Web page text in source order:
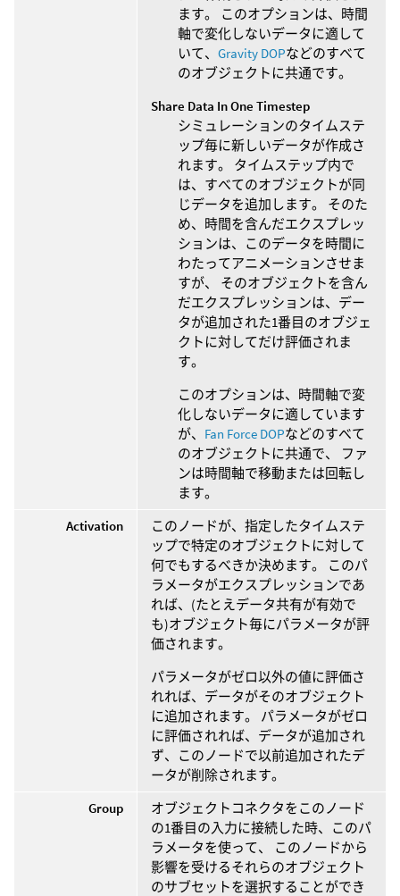
ます。 このオプションは、時間
軸で変化しないデータに適して
いて、 Gravity DOPなどのすべて
のオブジェクトに共通です。
Share Data In One Timestep
シミュレーションのタイムステ
ップ毎に新しいデータが作成さ
れます。 タイムステップ内で
は、すべてのオブジェクトが同
じデータを追加します。 そのた
め、時間を含んだエクスプレッ
ションは、このデータを時間に
わたってアニメーションさせま
すが、 そのオブジェクトを含ん
だエクスプレッションは、デー
タが追加された1番目のオブジェ
クトに対してだけ評価されま
す。
このオプションは、時間軸で変
化しないデータに適しています
が、 Fan Force DOPなどのすべて
のオブジェクトに共通で、 ファ
ンは時間軸で移動または回転し
ます。
Activation
このノードが、指定したタイムステ
ップで特定のオブジェクトに対して
何でもするべきか決めます。 このパ
ラメータがエクスプレッションであ
れば、(たとえデータ共有が有効で
も)オブジェクト毎にパラメータが評
価されます。
パラメータがゼロ以外の値に評価さ
れれば、データがそのオブジェクト
に追加されます。 パラメータがゼロ
に評価されれば、データが追加され
ず、このノードで以前追加されたデ
ータが削除されます。
Group
オブジェクトコネクタをこのノード
の1番目の入力に接続した時、このパ
ラメータを使って、 このノードから
影響を受けるそれらのオブジェクト
のサブセットを選択することができ